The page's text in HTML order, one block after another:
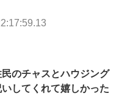
のチャスとハウジング
してくれて嬉しかった